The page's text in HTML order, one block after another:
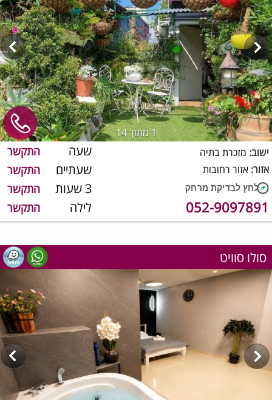
1מתוך 14
שעה התקשר
שעתיים התקשר
3 שעות התקשר
לילה התקשר
ישוב: מזכרת בתיה
אזור: אזור רחובות
052-9097891
סולו סוויט